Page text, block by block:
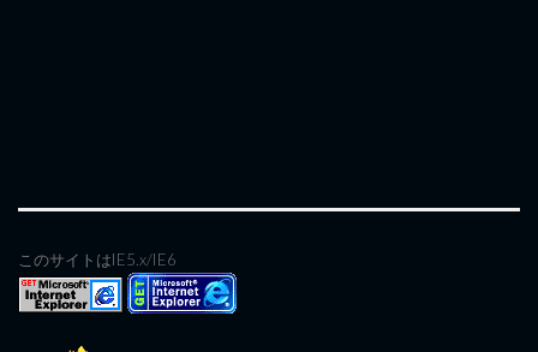
このサイトはIE5.x/IE6